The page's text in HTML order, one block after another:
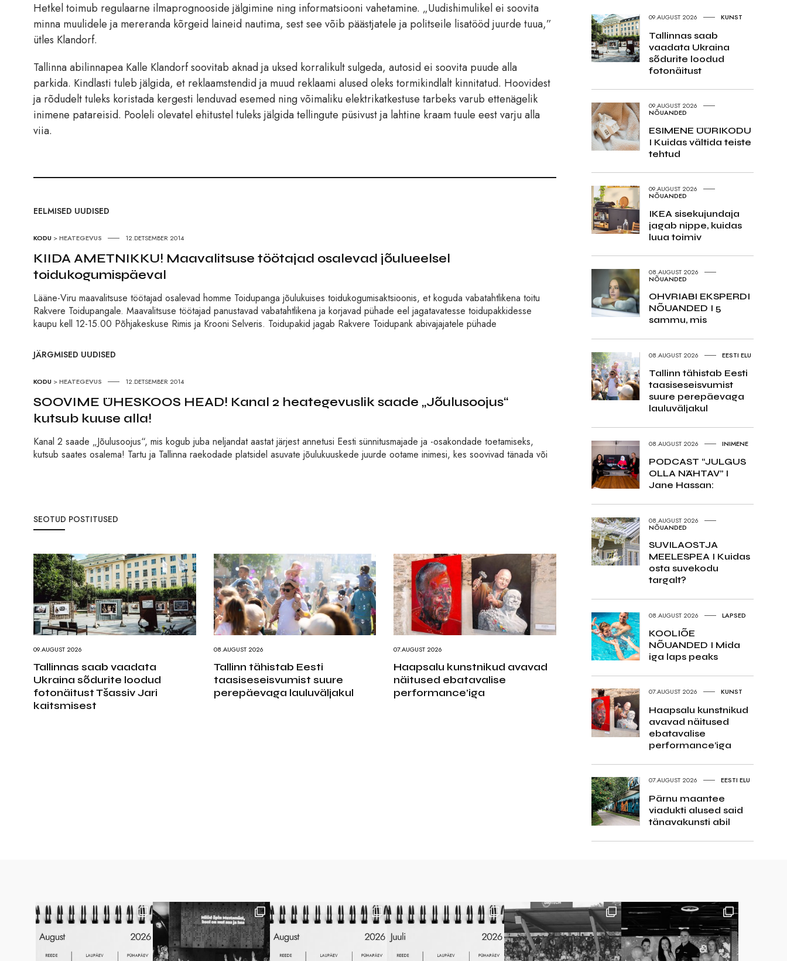
Hetkel toimub regulaarne ilmaprognooside jälgimine ning informatsiooni vahetamine. „Uudishimulikel ei soovita
minna muulidele ja mereranda kõrgeid laineid nautima, sest see võib päästjatele ja politseile lisatööd juurde tuua,”
ütles Klandorf.
Tallinna abilinnapea Kalle Klandorf soovitab aknad ja uksed korralikult sulgeda, autosid ei soovita puude alla
parkida. Kindlasti tuleb jälgida, et reklaamstendid ja muud reklaami alused oleks tormikindlalt kinnitatud. Hoovidest
ja rõdudelt tuleks koristada kergesti lenduvad esemed ning võimaliku elektrikatkestuse tarbeks varub ettenägelik
inimene patareisid. Pooleli olevatel ehitustel tuleks jälgida tellingute püsivust ja lahtine kraam tuule eest varju alla
viia.
EELMISED UUDISED
KODU >HEATEGEVUS 12.DETSEMBER 2014
KIIDA AMETNIKKU! Maavalitsuse töötajad osalevad jõulueelsel
toidukogumispäeval
Lääne-Viru maavalitsuse töötajad osalevad homme Toidupanga jõulukuises toidukogumisaktsioonis, et koguda vabatahtlikena toitu
Rakvere Toidupangale. Maavalitsuse töötajad panustavad vabatahtlikena ja korjavad pühade eel jagatavatesse toidupakkidesse
kaupu kell 12-15.00 Põhjakeskuse Rimis ja Krooni Selveris. Toidupakid jagab Rakvere Toidupank abivajajatele pühade
JÄRGMISED UUDISED
KODU >HEATEGEVUS 12.DETSEMBER 2014
SOOVIME ÜHESKOOS HEAD! Kanal 2 heategevuslik saade „Jõulusoojus“
kutsub kuuse alla!
Kanal 2 saade „Jõulusoojus“, mis kogub juba neljandat aastat järjest annetusi Eesti sünnitusmajade ja -osakondade toetamiseks,
kutsub saates osalema! Tartu ja Tallinna raekodade platsidel asuvate jõulukuuskede juurde ootame inimesi, kes soovivad tänada või
SEOTUD POSTITUSED
09.AUGUST 2026
Tallinnas saab vaadata
Ukraina sõdurite loodud
fotonäitust Tšassiv Jari
kaitsmisest
08.AUGUST 2026
Tallinn tähistab Eesti
taasiseseisvumist suure
perepäevaga lauluväljakul
07.AUGUST 2026
Haapsalu kunstnikud avavad
näitused ebatavalise
performance’iga
09.AUGUST 2026 KUNST
Tallinnas saab
vaadata Ukraina
sõdurite loodud
fotonäitust
09.AUGUST 2026
NÕUANDED
ESIMENE ÜÜRIKODU
I Kuidas vältida teiste
tehtud
09.AUGUST 2026
NÕUANDED
IKEA sisekujundaja
jagab nippe, kuidas
luua toimiv
08.AUGUST 2026
NÕUANDED
OHVRIABI EKSPERDI
NÕUANDED I 5
sammu, mis
08.AUGUST 2026 EESTI ELU
Tallinn tähistab Eesti
taasiseseisvumist
suure perepäevaga
lauluväljakul
08.AUGUST 2026 INIMENE
PODCAST “JULGUS
OLLA NÄHTAV” I
Jane Hassan:
08.AUGUST 2026
NÕUANDED
SUVILAOSTJA
MEELESPEA I Kuidas
osta suvekodu
targalt?
08.AUGUST 2026 LAPSED
KOOLIÕE
NÕUANDED I Mida
iga laps peaks
07.AUGUST 2026 KUNST
Haapsalu kunstnikud
avavad näitused
ebatavalise
performance’iga
07.AUGUST 2026 EESTI ELU
Pärnu maantee
viadukti alused said
tänavakunsti abil